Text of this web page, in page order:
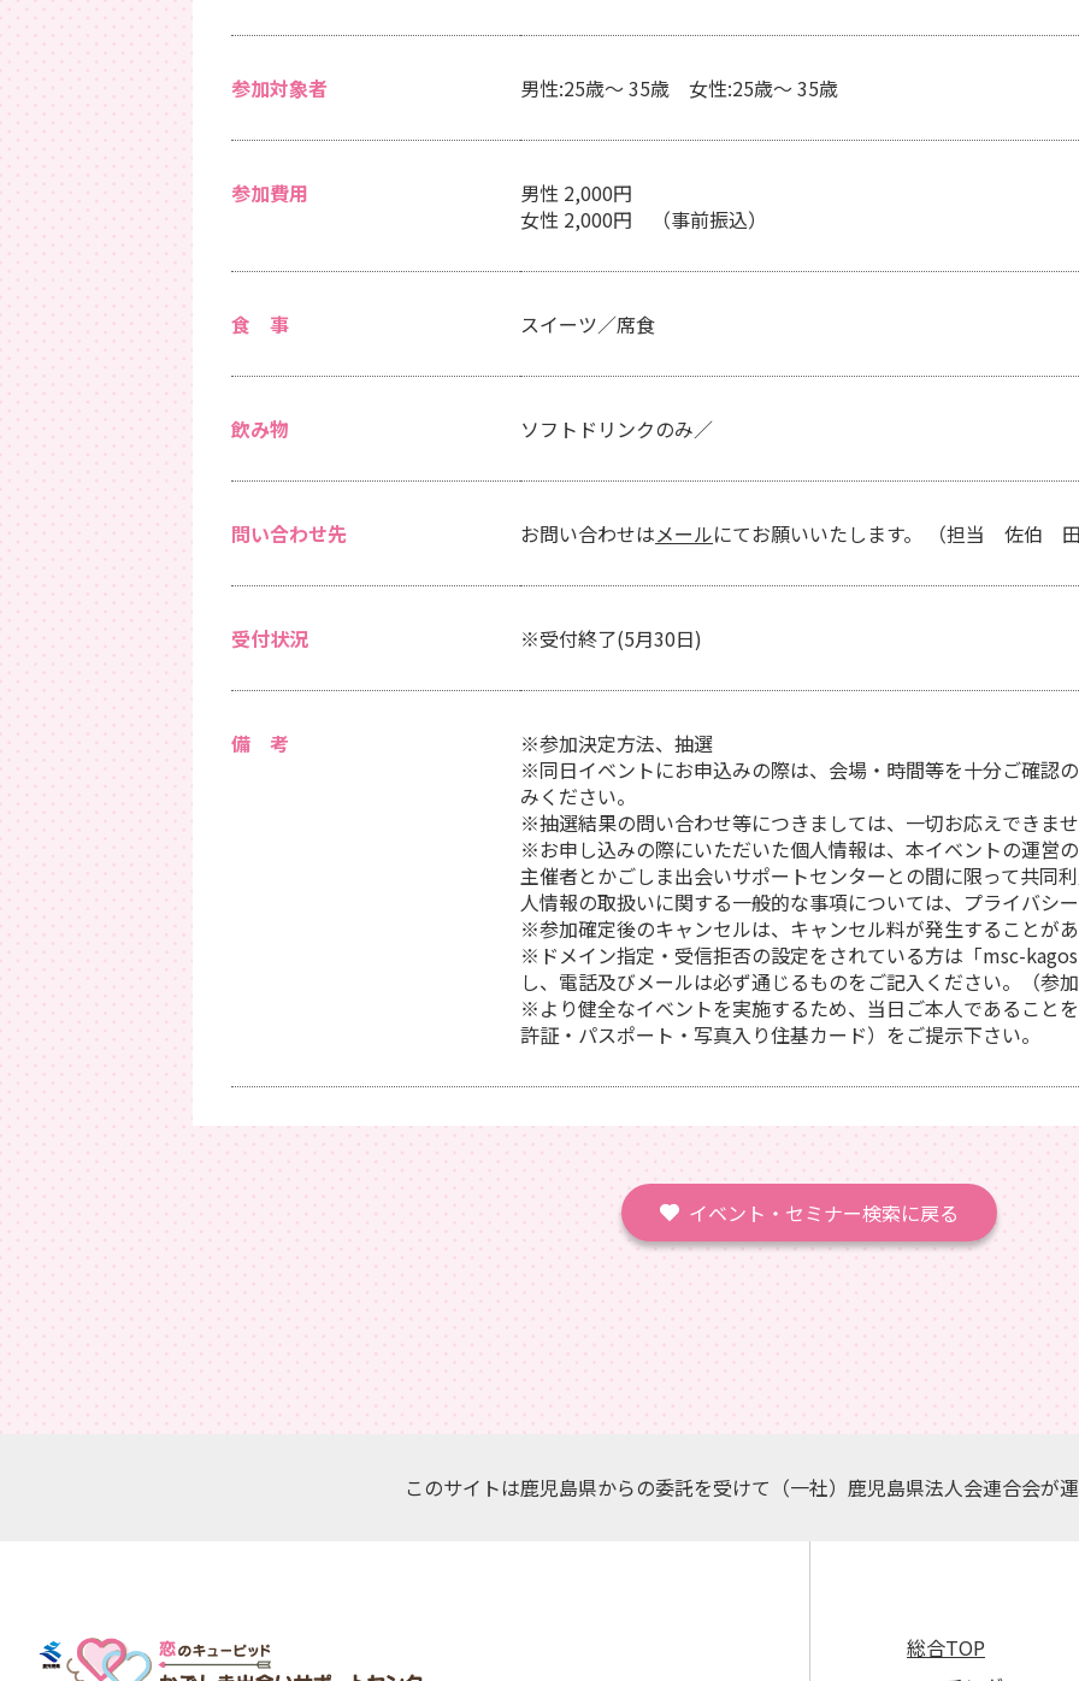
参加対象者 男性:25歳～ 35歳 女性:25歳～ 35歳
参加費用
男性 2,000円
女性 2,000円 （事前振込）
食 事 スイーツ／席食
飲み物 ソフトドリンクのみ／
問い合わせ先 お問い合わせはメールにてお願いいたします。 （担当 佐伯
受付状況 ※受付終了(5月30日)
備 考
※参加決定方法、抽選
※同日イベントにお申込みの際は、会場・時間等を十分ご確認
みください。
※抽選結果の問い合わせ等につきましては、一切お応えできま
※お申し込みの際にいただいた個人情報は、本イベントの運営
主催者とかごしま出会いサポートセンターとの間に限って共同
人情報の取扱いに関する一般的な事項については、プライバシ
※参加確定後のキャンセルは、キャンセル料が発生することが
※ドメイン指定・受信拒否の設定をされている方は「msc-
し、電話及びメールは必ず通じるものをご記入ください。（参
※より健全なイベントを実施するため、当日ご本人であること
許証・パスポート・写真入り住基カード）をご提示下さい。
イベント・セミナー検索に戻る
このサイトは鹿児島県からの委託を受けて（一社）鹿児島県法人会連合会が
総合TOP